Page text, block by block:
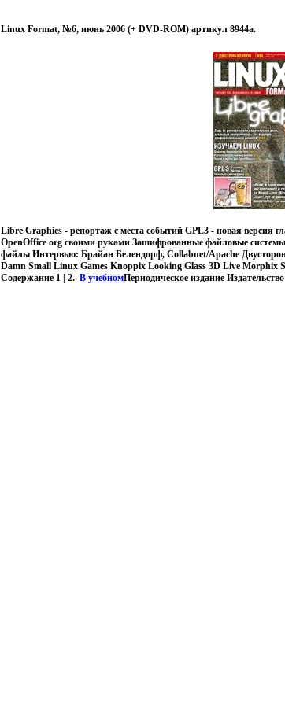
Linux Format, №6, июнь 2006 (+ DVD-ROM) артикул 8944a.
Libre Graphics - репортаж с места событий GPL3 - новая версия
OpenOffice org своими руками Зашифрованные файловые
файлы Интервью: Брайан Белендорф, Collabnet/Apache
Damn Small Linux Games Knoppix Looking Glass 3D Live Morphix
Содержание 1 | 2. В учебномПериодическое издание